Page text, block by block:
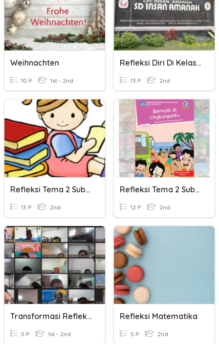
Weihnachten
10 P 1st - 2nd
Refleksi Diri Di Kelas 2
13 P 2nd
Refleksi Tema 2 Subtema 2
13 P 2nd
Refleksi Tema 2 Subtema 1
12 P 2nd
Transformasi Refleksi
5 P 1st - 2nd
Refleksi Matematika
5 P 2nd